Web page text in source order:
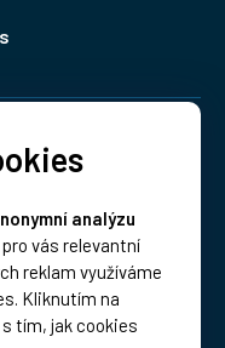
analýzu
vás relevantní
reklam využíváme
Kliknutím na
tím, jak cookies